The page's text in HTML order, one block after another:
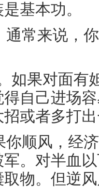
基本功。
通常来说，
如果对面
自己进场
或者多打
你顺风，经
。对半血
物。但逆